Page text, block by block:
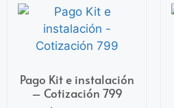
Pago Kit e instalación
– Cotización 799